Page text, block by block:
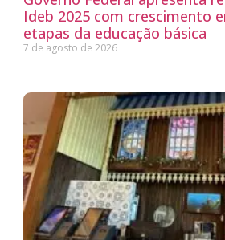
Ideb 2025 com crescimento
etapas da educação básica
7 de agosto de 2026